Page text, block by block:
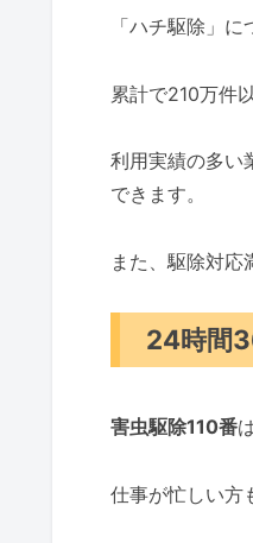
「ハチ駆除」
累計で210万件
利用実績の多い
できます。
また、駆除対応
24時間
害虫駆除110番
仕事が忙しい方